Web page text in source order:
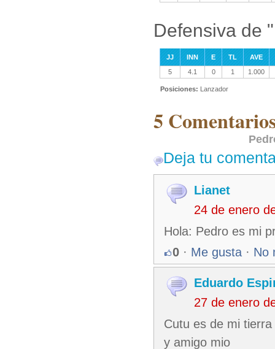
Defensiva de
JJ INN E TL
AVE
5
4.1 0 1 1.000
Posiciones: Lanzador
5
Deja tu
Lianet
24 de enero
Hola: Pedro es mi
0 · Me gusta · No
Eduardo
27 de enero
Cutu es de mi
y amigo mio